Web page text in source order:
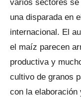
varios sectores se
una disparada en
internacional. El
el maíz parecen
productiva y
cultivo de granos
con la